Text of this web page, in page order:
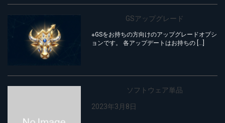
GSアップグレード
※GSをお持ちの方向けのアップグレードオプシ
ョンです。 各アップデートはお持ちの […]
ソフトウェア単品
2023年3月8日